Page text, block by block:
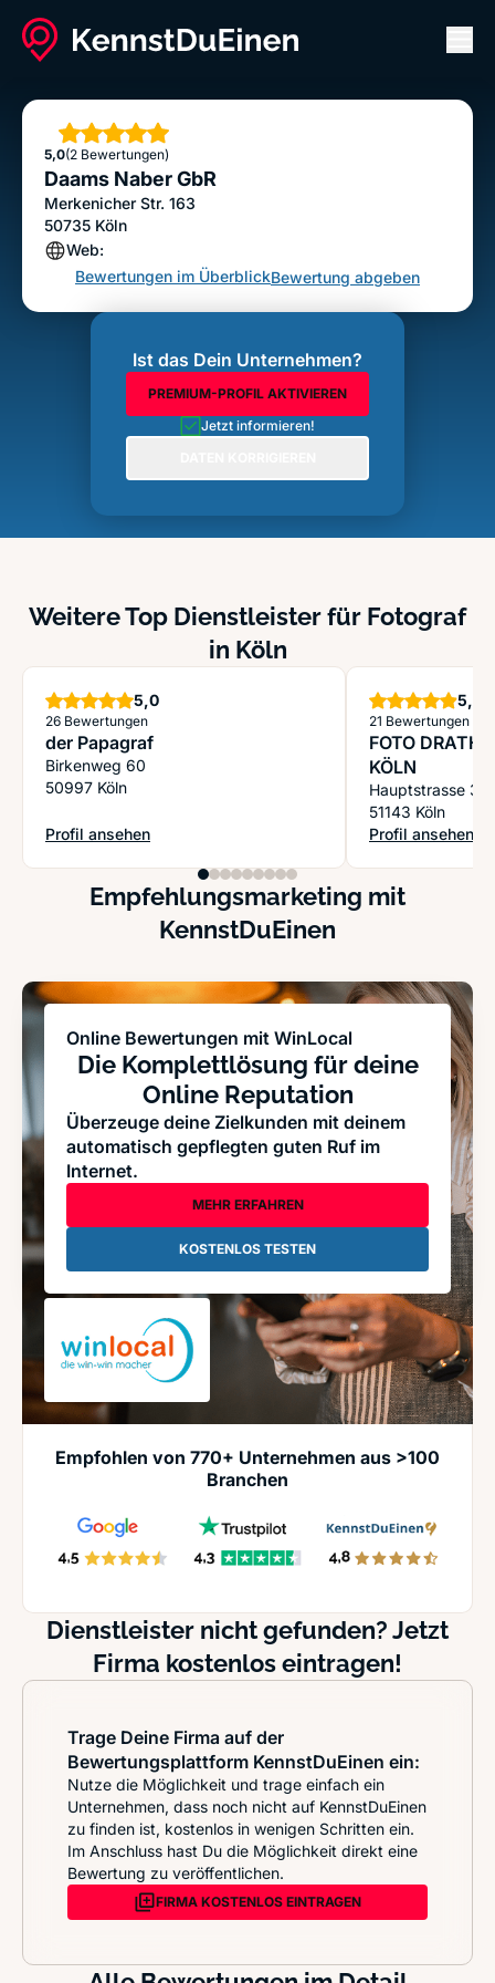
Daams Naber GbR
5,0
Sterne
(2 Bewertungen)
Daams Naber GbR
Merkenicher Str. 163
50735 Köln
Web:
Bewertungen im ÜberblickBewertung abgeben
Ist das Dein Unternehmen?
PREMIUM-PROFIL AKTIVIEREN
Jetzt informieren!
Weitere Top Dienstleister für Fotograf
in Köln
5,0Sterne
26 Bewertungen
der Papagraf
Birkenweg 60
50997 Köln
Profil ansehen
: der Papagraf
5,0
21 Bewertungen
FOTO DRATHEN
KÖLN
Hauptstrasse
51143 Köln
Profil ansehen
: FOTO
Empfehlungsmarketing mit
KennstDuEinen
Online Bewertungen mit WinLocal
Die Komplettlösung für deine
Online Reputation
Überzeuge deine Zielkunden mit deinem
automatisch gepflegten guten Ruf im
Internet.
MEHR ERFAHREN
KOSTENLOS TESTEN
Empfohlen von 770+ Unternehmen aus >100
Branchen
Dienstleister nicht gefunden? Jetzt
Firma kostenlos eintragen!
Trage Deine Firma auf der
Bewertungsplattform KennstDuEinen ein:
Nutze die Möglichkeit und trage einfach ein
Unternehmen, dass noch nicht auf KennstDuEinen
zu finden ist, kostenlos in wenigen Schritten ein.
Im Anschluss hast Du die Möglichkeit direkt eine
Bewertung zu veröffentlichen.
FIRMA KOSTENLOS EINTRAGEN